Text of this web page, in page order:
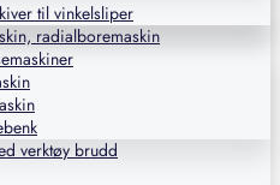
til vinkelsliper
radialboremaskin
verktøy brudd